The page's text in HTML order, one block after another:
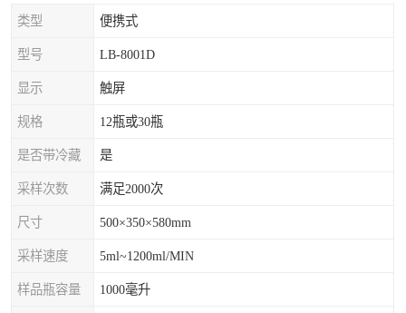
类型 便携式
型号 LB-8001D
显示 触屏
规格 12瓶或30瓶
是否带冷藏 是
采样次数 满足2000次
尺寸 500×350×580mm
采样速度 5ml~1200ml/MIN
样品瓶容量 1000毫升